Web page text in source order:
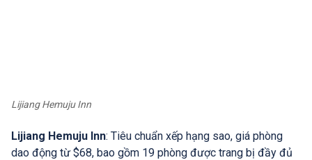
Lijiang Hemuju Inn
Lijiang Hemuju Inn: Tiêu chuẩn xếp hạng sao, giá phòng
dao động từ $68, bao gồm 19 phòng được trang bị đầy đủ